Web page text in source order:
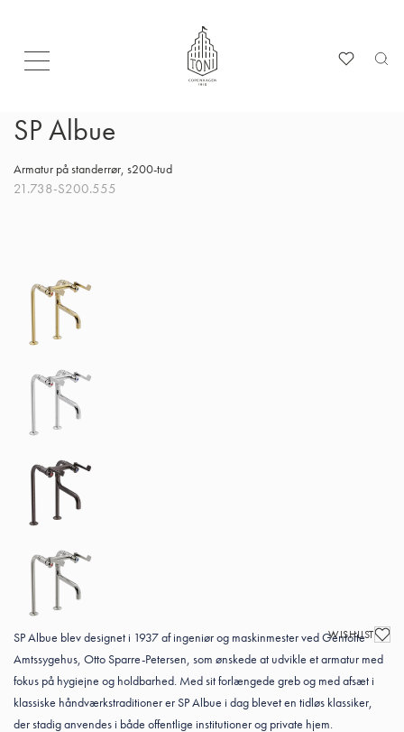
SP Albue
Armatur på standerrør, s200-tud
21.738-S200.555
WISHLIST
SP Albue blev designet i 1937 af ingeniør og maskinmester ved Gentofte
Amtssygehus, Otto Sparre-Petersen, som ønskede at udvikle et armatur med
fokus på hygiejne og holdbarhed. Med sit forlængede greb og med afsæt i
klassiske håndværkstraditioner er SP Albue i dag blevet en tidløs klassiker,
der stadig anvendes i både offentlige institutioner og private hjem.